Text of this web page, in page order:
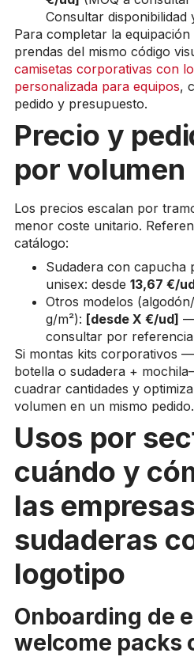
Consultar
Para completar la
prendas del mismo código
camisetas corporativas con
personalizada para equipos,
pedido y presupuesto.
Precio y
por volumen
Los precios escalan por
menor coste unitario.
catálogo:
Sudadera con capucha
unisex: desde 13,67 €/
Otros modelos
g/m²): [desde X €/ud] —
consultar por referencia
Si montas kits corporativos
botella o sudadera +
cuadrar cantidades y
volumen en un mismo pedido.
Usos por
cuándo y
las empresas
sudaderas
logotipo
Onboarding de
welcome packs